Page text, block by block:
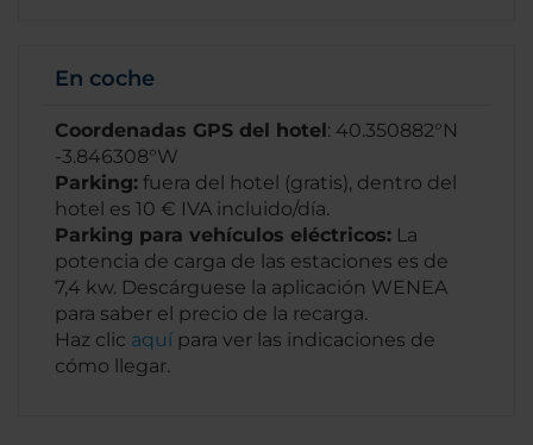
En coche
Coordenadas GPS del hotel: 40.350882°N
-3.846308°W
Parking: fuera del hotel (gratis), dentro del
hotel es 10 € IVA incluido/día.
Parking para vehículos eléctricos: La
potencia de carga de las estaciones es de
7,4 kw. Descárguese la aplicación WENEA
para saber el precio de la recarga.
Haz clic aquí para ver las indicaciones de
cómo llegar.